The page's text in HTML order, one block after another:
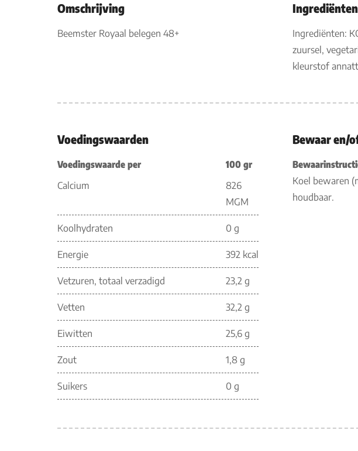
Omschrijving
Beemster Royaal belegen 48+
Ingrediënten
Ingrediënten:
zuursel,
kleurstof
Voedingswaarden
Voedingswaarde per
100 gr
Calcium
826
MGM
Koolhydraten 0 g
Energie 392 kcal
Vetzuren, totaal verzadigd 23,2 g
Vetten 32,2 g
Eiwitten 25,6 g
Zout 1,8 g
Suikers 0 g
Bewaar en/
Koel bewaren
houdbaar.